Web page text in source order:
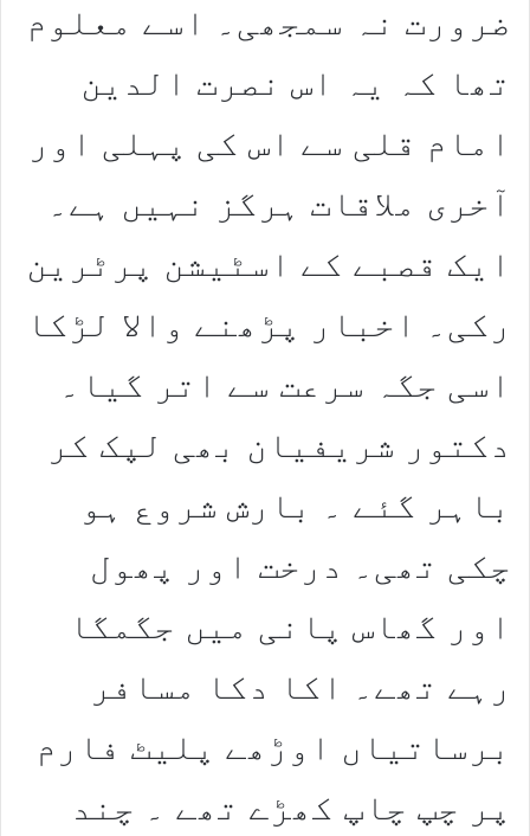
ضرورت نہ سمجھی۔ اسے معلوم
تھا کہ یہ اس نصرت الدین
امام قلی سے اس کی پہلی اور
آخری ملاقات ہرگز نہیں ہے۔
ایک قصبے کے اسٹیشن پرٹرین
رکی۔ اخبار پڑھنے والا لڑکا
اسی جگہ سرعت سے اتر گیا۔
دکتور شریفیان بھی لپک کر
باہر گئے ۔ بارش شروع ہو
چکی تھی۔ درخت اور پھول
اور گھاس پانی میں جگمگا
رہے تھے۔ اکا دکا مسافر
برساتیاں اوڑھے پلیٹ فارم
پر چپ چاپ کھڑے تھے ۔ چند